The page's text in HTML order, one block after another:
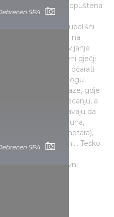
SPA
SPA
pogled, nego opuštena
nudi 45 bazena, a
avantura. Kupališni
naglasak stavlja na
pravi raj za zabavljanje
slonovima, šareni dječji
garantirano će očarati
obitelji također mogu
tobogan s četiri staze, gdje
u uzbudljivom natjecanju, a
sportom omogućavaju da
bazeni, svijet sauna,
s visine od 8 metara),
u ekstremnoj zoni... Teško
planirati višednevni